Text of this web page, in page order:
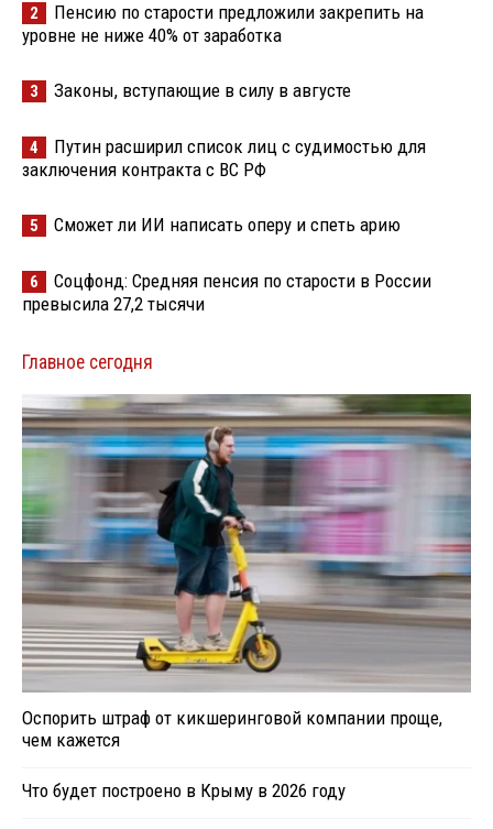
2
Пенсию по старости предложили закрепить на
уровне не ниже 40% от заработка
3 Законы, вступающие в силу в августе
4
Путин расширил список лиц с судимостью для
заключения контракта с ВС РФ
5 Сможет ли ИИ написать оперу и спеть арию
6
Соцфонд: Средняя пенсия по старости в России
превысила 27,2 тысячи
Главное сегодня
Оспорить штраф от кикшеринговой компании проще,
чем кажется
Что будет построено в Крыму в 2026 году